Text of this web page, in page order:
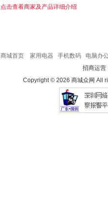
点击查看商家及产品详细介绍
商城首页 家用电器 手机数码
电脑办
招商运营
Copyright © 2026 商城众网 All